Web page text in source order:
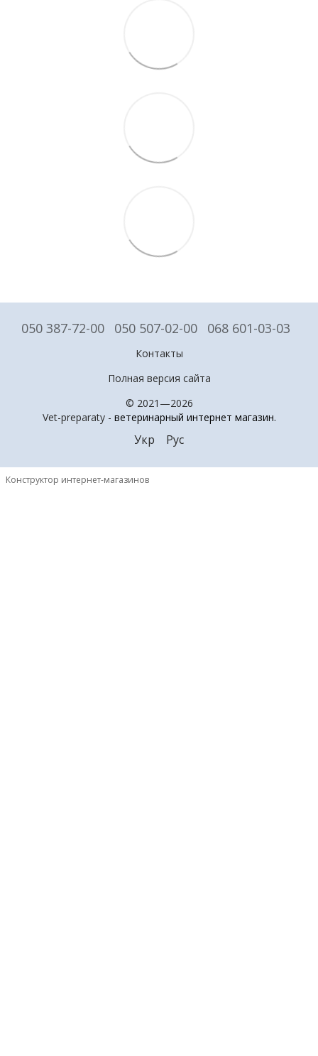
050 387-72-00 050 507-02-00 068 601-03-03
Контакты
Полная версия сайта
© 2021—2026
Vet-preparaty - ветеринарный интернет магазин.
Укр Рус
Конструктор интернет-магазинов